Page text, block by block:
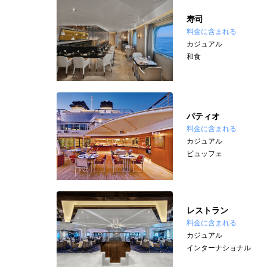
寿司
料金に含まれる
カジュアル
和食
パティオ
料金に含まれる
カジュアル
ビュッフェ
レストラン
料金に含まれる
カジュアル
インターナショナル